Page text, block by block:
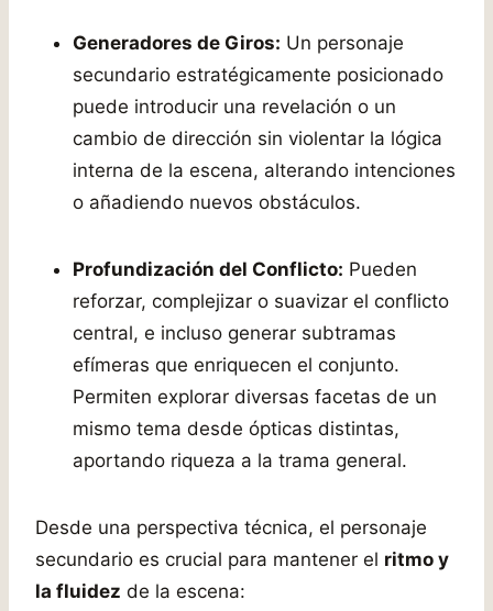
Generadores de Giros: Un personaje
secundario estratégicamente posicionado
puede introducir una revelación o un
cambio de dirección sin violentar la lógica
interna de la escena, alterando intenciones
o añadiendo nuevos obstáculos.
Profundización del Conflicto: Pueden
reforzar, complejizar o suavizar el conflicto
central, e incluso generar subtramas
efímeras que enriquecen el conjunto.
Permiten explorar diversas facetas de un
mismo tema desde ópticas distintas,
aportando riqueza a la trama general.
Desde una perspectiva técnica, el personaje
secundario es crucial para mantener el ritmo y
la fluidez de la escena: